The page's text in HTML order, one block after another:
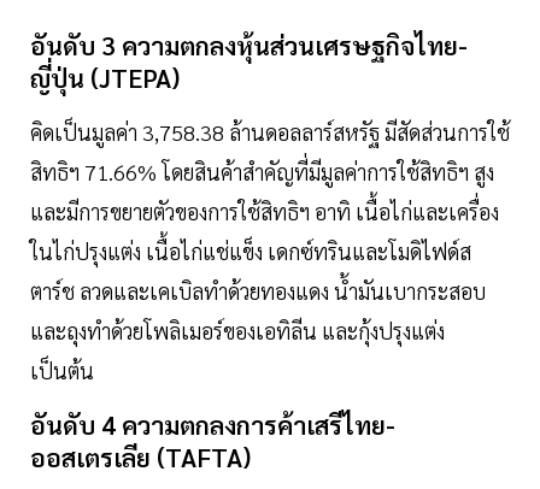
อันดับ 3 ความตกลงหุ้นส่วนเศรษฐกิจไทย-
ญี่ปุ่น (JTEPA)
คิดเป็นมูลค่า 3,758.38 ล้านดอลลาร์สหรัฐ มีสัดส่วนการใช้
สิทธิฯ 71.66% โดยสินค้าสำคัญที่มีมูลค่าการใช้สิทธิฯ สูง
และมีการขยายตัวของการใช้สิทธิฯ อาทิ เนื้อไก่และเครื่อง
ในไก่ปรุงแต่ง เนื้อไก่แช่แข็ง เดกซ์ทรินและโมดิไฟด์ส
ตาร์ช ลวดและเคเบิลทำด้วยทองแดง น้ำมันเบากระสอบ
และถุงทำด้วยโพลิเมอร์ของเอทิลีน และกุ้งปรุงแต่ง
เป็นต้น
อันดับ 4 ความตกลงการค้าเสรีไทย-
ออสเตรเลีย (TAFTA)